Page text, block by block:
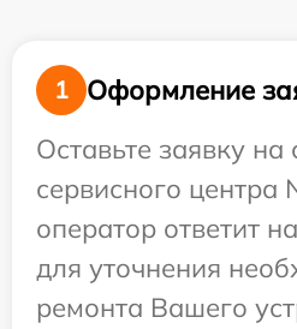
1
Оформление
Оставьте заявку на
сервисного
оператор ответит
для уточнения
ремонта Вашего